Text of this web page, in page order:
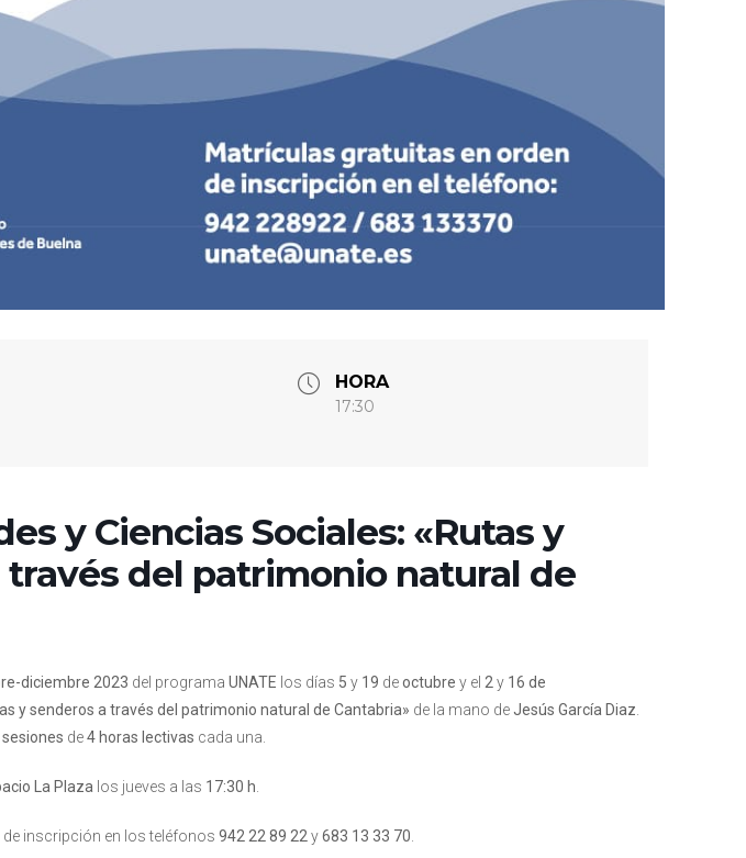
HORA
17:30
y Ciencias Sociales: «Rutas y
través del patrimonio natural de
diciembre 2023 del programa UNATE los días 5 y 19 deoctubre y el 2 y16 de
y senderos a través del patrimonio natural de Cantabria» de la mano deJesús García Diaz
sesiones de4 horas lectivas cada una.
La Plaza los jueves a las 17:30 h
de inscripción en los teléfonos 942 22 89 22 y683 13 33 70